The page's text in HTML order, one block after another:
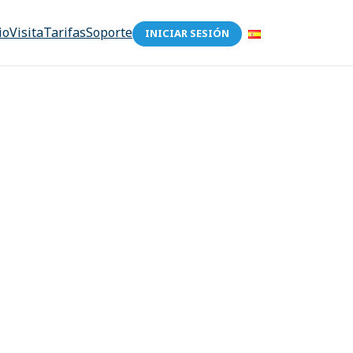
VisitaTarifasSoporte INICIAR SESIÓN